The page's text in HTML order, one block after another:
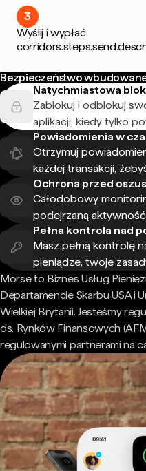
3
Wyślij i wypłać
Bezpieczeństwo
Natychmiastowa
Zablokuj i odblokuj
aplikacji, kiedy tylko
Powiadomienia w
Otrzymuj
każdej transakcji,
Ochrona przed
Całodobowy
podejrzaną
Pełna kontrola nad
Masz pełną kontrolę
pieniądze, twoje
Morse to Biznes Usług
Departamencie Skarbu USA i
Wielkiej Brytanii. Jesteśmy
ds. Rynków Finansowych
regulowanymi partnerami na